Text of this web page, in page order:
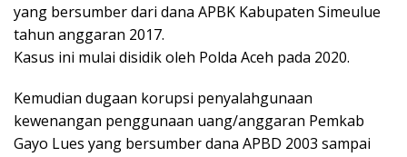
yang bersumber dari dana APBK Kabupaten Simeulue
tahun anggaran 2017.
Kasus ini mulai disidik oleh Polda Aceh pada 2020.
Kemudian dugaan korupsi penyalahgunaan
kewenangan penggunaan uang/anggaran Pemkab
Gayo Lues yang bersumber dana APBD 2003 sampai